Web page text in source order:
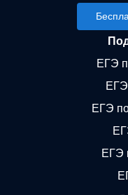
ЕГЭ
ЕГЭ
ЕГЭ